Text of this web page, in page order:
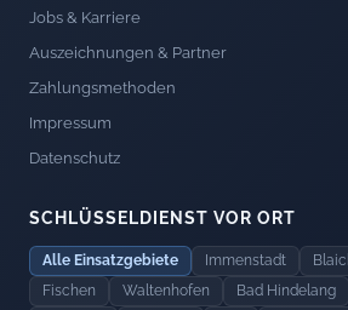
Jobs & Karriere
Auszeichnungen & Partner
Zahlungsmethoden
Impressum
Datenschutz
SCHLÜSSELDIENST VOR ORT
Alle Einsatzgebiete Immenstadt
Fischen
Waltenhofen Bad Hindelang